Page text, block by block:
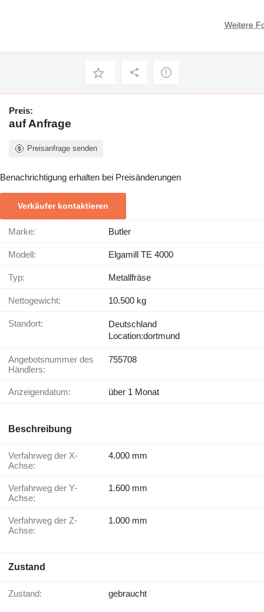
Weitere
Preis:
auf Anfrage
Preisanfrage senden
Benachrichtigung erhalten bei Preisänderungen
Verkäufer kontaktieren
Marke: Butler
Modell: Elgamill TE 4000
Typ: Metallfräse
Nettogewicht: 10.500 kg
Standort:
Deutschland
Location:dortmund
Angebotsnummer des
Händlers:
755708
Anzeigendatum: über 1 Monat
Beschreibung
Verfahrweg der X-
Achse:
4.000 mm
Verfahrweg der Y-
Achse:
1.600 mm
Verfahrweg der Z-
Achse:
1.000 mm
Zustand
Zustand: gebraucht